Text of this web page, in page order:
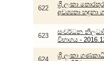
622
ශ්‍රී ලංකා
අවශ්‍යතා හඳුනා
623
සංවර්ධන
විභාගය -
624
ශ්‍රී ලංකා